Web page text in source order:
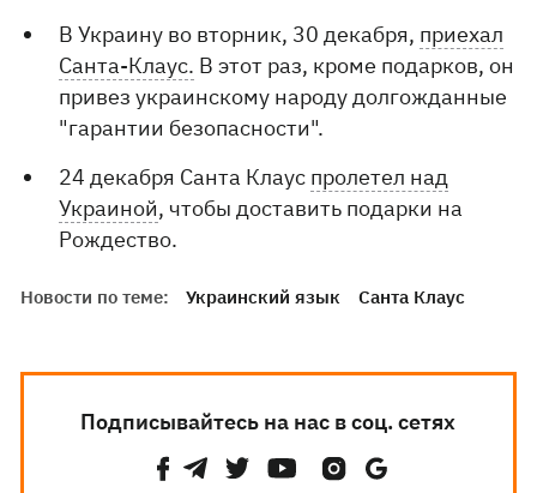
В Украину во вторник, 30 декабря, приехал
Санта-Клаус. В этот раз, кроме подарков, он
привез украинскому народу долгожданные
"гарантии безопасности".
24 декабря Санта Клаус пролетел над
Украиной, чтобы доставить подарки на
Рождество.
Новости по теме: Украинский язык Санта Клаус
Подписывайтесь на нас в соц. сетях